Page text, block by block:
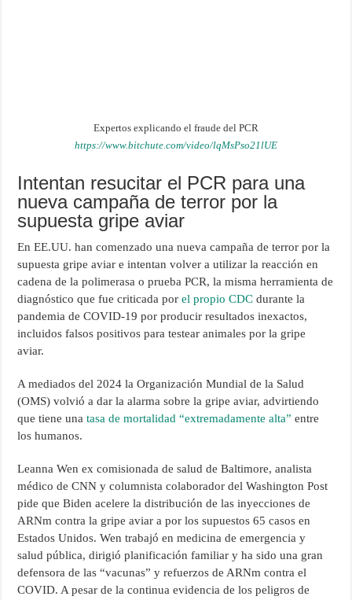
Expertos explicando el fraude del PCR
https://www.bitchute.com/video/lqMsPso21lUE
Intentan resucitar el PCR para una
nueva campaña de terror por la
supuesta gripe aviar
En EE.UU. han comenzado una nueva campaña de terror por la
supuesta gripe aviar e intentan volver a utilizar la reacción en
cadena de la polimerasa o prueba PCR, la misma herramienta de
diagnóstico que fue criticada porel propio CDC durante la
pandemia de COVID-19 por producir resultados inexactos,
incluidos falsos positivos para testear animales por la gripe
aviar.
A mediados del 2024 la Organización Mundial de la Salud
(OMS) volvió a dar la alarma sobre la gripe aviar, advirtiendo
que tiene unatasa de mortalidad “extremadamente alta” entre
los humanos.
Leanna Wen ex comisionada de salud de Baltimore, analista
médico de CNN y columnista colaborador del Washington Post
pide que Biden acelere la distribución de las inyecciones de
ARNm contra la gripe aviar a por los supuestos 65 casos en
Estados Unidos. Wen trabajó en medicina de emergencia y
salud pública, dirigió planificación familiar y ha sido una gran
defensora de las “vacunas” y refuerzos de ARNm contra el
COVID. A pesar de la continua evidencia de los peligros de